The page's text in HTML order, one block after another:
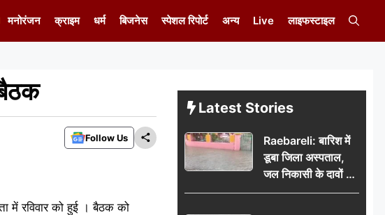
मनोरंजन क्राइम धर्म बिजनेस स्पेशल रिपोर्ट अन्य Live लाइफस्टाइल
Follow Us
में रविवार को हुई । बैठक को
Latest Stories
Raebareli: बारिश में
डूबा जिला अस्पताल,
जल निकासी के दावों की
खुली पोल